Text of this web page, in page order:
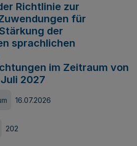
Richtlinie zur
für
der
sprachlichen
im Zeitraum von
2027
16.07.2026
202